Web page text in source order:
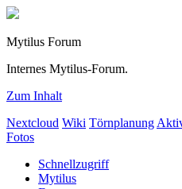
Mytilus Forum
Internes Mytilus-Forum.
Zum Inhalt
Nextcloud Wiki Törnplanung
Fotos
Schnellzugriff
Mytilus